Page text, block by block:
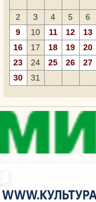
2
3 4 5 6
9
10 11 12 13
16
17 18 19 20
23
24 25 26 27
30
31